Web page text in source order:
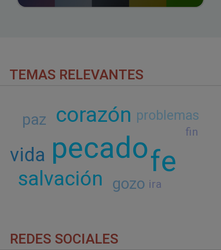
TEMAS RELEVANTES
pecadofe
corazón
salvación
vida
paz
gozo
problemas
ira
fin
REDES SOCIALES